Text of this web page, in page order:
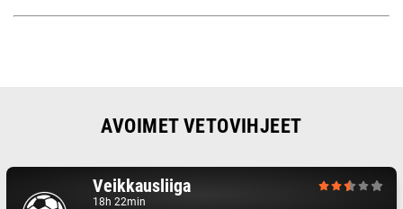
AVOIMET VETOVIHJEET
Veikkausliiga
18h 22min